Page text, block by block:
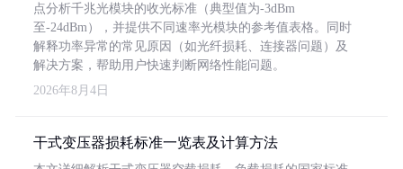
点分析千兆光模块的收光标准（典型值为-3dBm
至-24dBm），并提供不同速率光模块的参考值表格。同时
解释功率异常的常见原因（如光纤损耗、连接器问题）及
解决方案，帮助用户快速判断网络性能问题。
2026年8月4日
干式变压器损耗标准一览表及计算方法